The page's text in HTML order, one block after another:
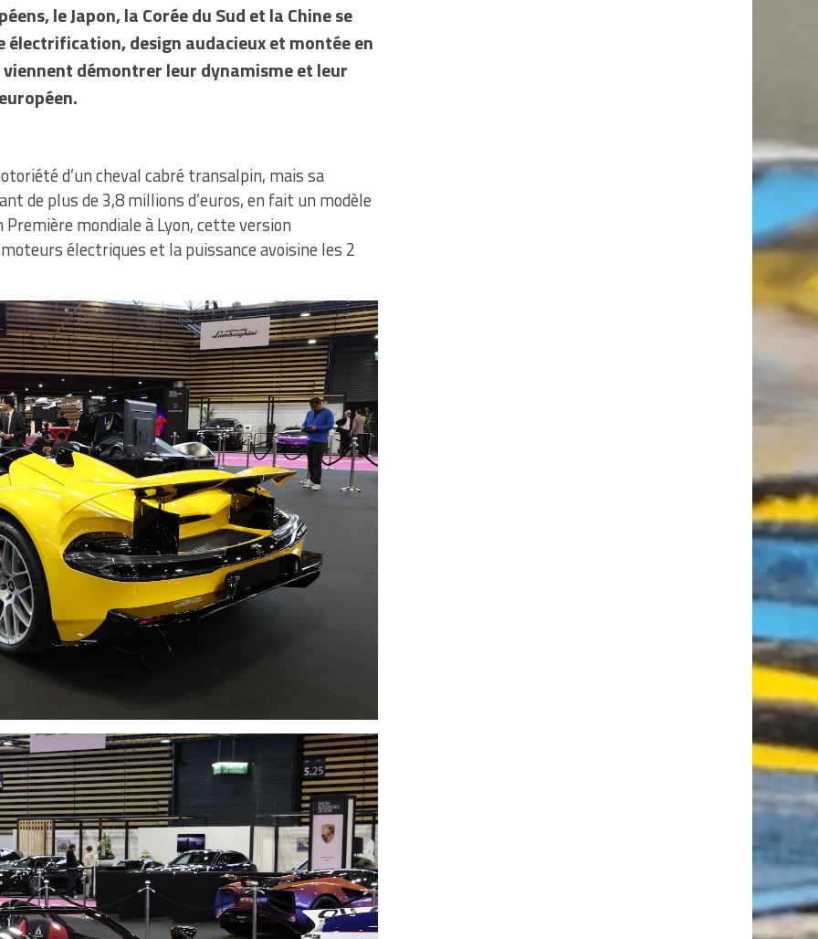
le Japon, la Corée du Sud et la Chine se
électrification, design audacieux et montée en
démontrer leur dynamisme et leur
d’un cheval cabré transalpin, mais sa
de plus de 3,8 millions d’euros, en fait un modèle
mondiale à Lyon, cette version
électriques et la puissance avoisine les 2